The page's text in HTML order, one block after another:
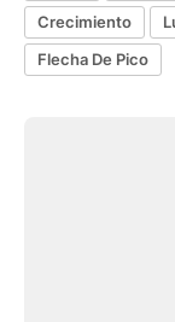
Crecimiento
Flecha De Pico